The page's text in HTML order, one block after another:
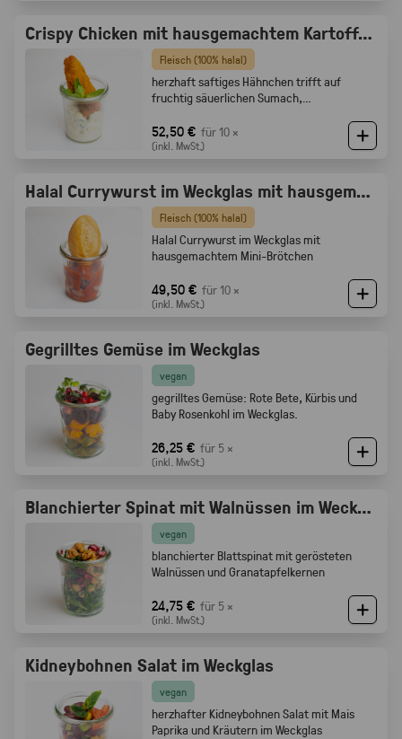
Crispy Chicken mit hausgemachtem Kartoffelsalat
Fleisch (100% halal)
herzhaft saftiges Hähnchen trifft auf
fruchtig säuerlichen Sumach,
Röstaromen vom knusprigen Brot
52,50 € für 10 ×
(inkl. MwSt.)
Halal Currywurst im Weckglas mit hausgemachtem Mini-Brötchen
Fleisch (100% halal)
Halal Currywurst im Weckglas mit
hausgemachtem Mini-Brötchen
49,50 € für 10 ×
(inkl. MwSt.)
Gegrilltes Gemüse im Weckglas
vegan
gegrilltes Gemüse: Rote Bete, Kürbis und
Baby Rosenkohl im Weckglas.
26,25 € für 5 ×
(inkl. MwSt.)
Blanchierter Spinat mit Walnüssen im Weckglas
vegan
blanchierter Blattspinat mit gerösteten
Walnüssen und Granatapfelkernen
24,75 € für 5 ×
(inkl. MwSt.)
Kidneybohnen Salat im Weckglas
vegan
herzhafter Kidneybohnen Salat mit Mais
Paprika und Kräutern im Weckglas